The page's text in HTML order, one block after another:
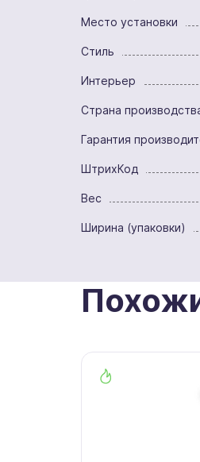
Место установки
Стиль
Интерьер
Страна
Гарантия
ШтрихКод
Вес
Ширина (упаковки)